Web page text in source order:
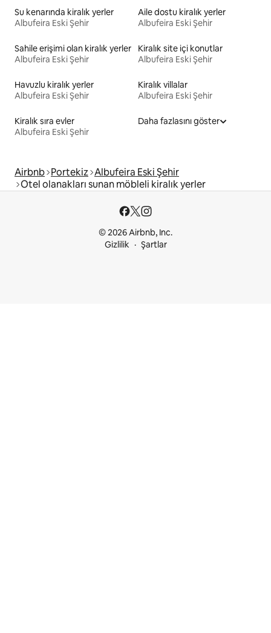
Su kenarında kiralık yerler
Albufeira Eski Şehir
Aile dostu kiralık yerler
Albufeira Eski Şehir
Sahile erişimi olan kiralık yerler
Albufeira Eski Şehir
Kiralık site içi konutlar
Albufeira Eski Şehir
Havuzlu kiralık yerler
Albufeira Eski Şehir
Kiralık villalar
Albufeira Eski Şehir
Kiralık sıra evler
Albufeira Eski Şehir
Daha fazlasını göster
Airbnb Portekiz Albufeira Eski Şehir
Otel olanakları sunan möbleli kiralık yerler
© 2026 Airbnb, Inc.
Gizlilik
Şartlar